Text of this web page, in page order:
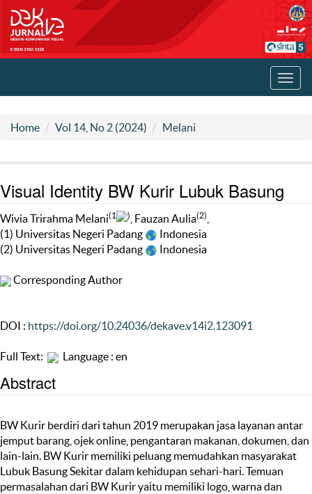
Home Vol 14, No 2 (2024) Melani
Visual Identity BW Kurir Lubuk Basung
Wivia Trirahma Melani(1 ) , Fauzan Aulia(2)
(1) Universitas Negeri Padang
Indonesia
(2) Universitas Negeri Padang
Indonesia
Corresponding Author
DOI : https://doi.org/10.24036/dekave.v14i2.123091
Full Text: Language : en
Abstract
BW Kurir berdiri dari tahun 2019 merupakan jasa layanan antar
jemput barang, ojek online, pengantaran makanan, dokumen, dan
lain-lain. BW Kurir memiliki peluang memudahkan masyarakat
Lubuk Basung Sekitar dalam kehidupan sehari-hari. Temuan
permasalahan dari BW Kurir yaitu memiliki logo, warna dan